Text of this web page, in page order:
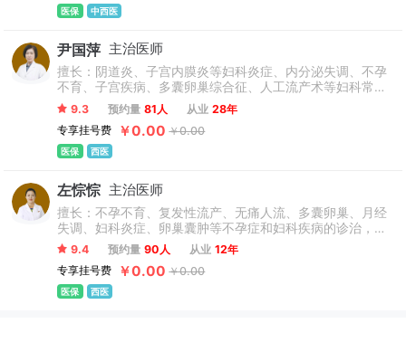
医保 中西医
尹国萍 主治医师
擅长：阴道炎、子宫内膜炎等妇科炎症、内分泌失调、不孕
不育、子宫疾病、多囊卵巢综合征、人工流产术等妇科常见
病、多发病的诊断治疗。
9.3 预约量 81人 从业 28年
专享挂号费
￥0.00 ￥0.00
医保 西医
左悰悰 主治医师
擅长：不孕不育、复发性流产、无痛人流、多囊卵巢、月经
失调、妇科炎症、卵巢囊肿等不孕症和妇科疾病的诊治，有
丰富的临床经验。
9.4 预约量 90人 从业 12年
专享挂号费
￥0.00 ￥0.00
医保 西医